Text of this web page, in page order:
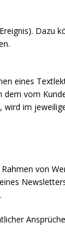
Dazu
eines
vom
im
von